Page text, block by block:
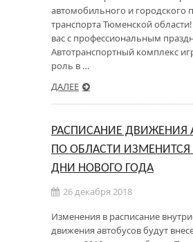
автомобильного и городского
транспорта Тюменской
вас с профессиональным
Автотранспортный комплекс
роль в …
ДАЛЕЕ
РАСПИСАНИЕ ДВИЖЕНИЯ
ПО ОБЛАСТИ ИЗМЕНИТСЯ
ДНИ НОВОГО ГОДА
26 декабря 2018
Изменения в расписание
движения автобусов будут